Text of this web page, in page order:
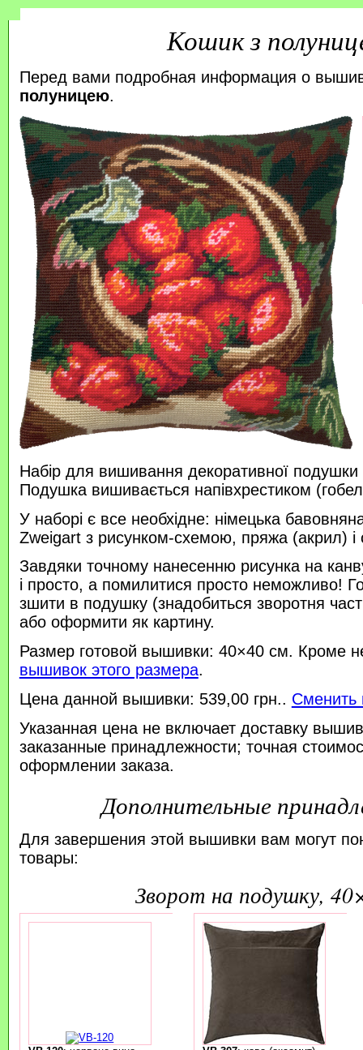
Кошик з
Перед вами подробная информация о
полуницею.
Набір для вишивання декоративної
Подушка вишивається напівхрестиком
У наборі є все необхідне: німецька
Zweigart з рисунком-схемою, пряжа (акрил) і
Завдяки точному нанесенню рисунка на
і просто, а помилитися просто неможливо!
зшити в подушку (знадобиться зворотня
або оформити як картину.
Размер готовой вышивки: 40×40 см. Кроме
вышивок этого размера.
Цена данной вышивки: 539,00 грн.. Сменить
Указанная цена не включает доставку
заказанные принадлежности; точная
оформлении заказа.
Дополнительные
Для завершения этой вышивки вам могут
товары:
зворот на подушку,